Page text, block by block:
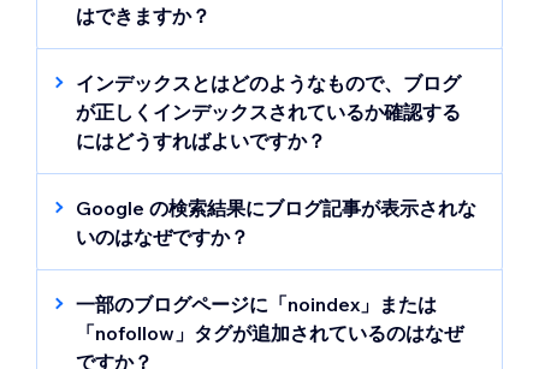
はできますか？
いいえ。Wix を含むほとんどのウェブサイト
ビルダーは、サイトの構造を整理するため、
ブログ記事の URL に自動的に「/blog/」や
「/post/」などのプレフィックスを追加しま
す。このプレフィックスは URL を整理し、検
伝える働きがあります。通常、プレフィック
スを削除することはできませんが、URL の末
尾（スラッグ）をカスタマイズして、短く分
かりやすい URL にすることは可能です。
インデックスとはどのようなもので、ブログ
が正しくインデックスされているか確認する
にはどうすればよいですか？
インデックスとは、Google などの検索エンジ
ンがサイトページを保存・整理し、検索結果
に表示できるようにするプロセスのことを指
します。サイトやブログがインデックスされ
結果には表示されません。これは、あなたの
サイトを図書館の目録に登録するようなもの
Google の検索結果にブログ記事が表示されな
いのはなぜですか？
ブログ記事が Google の検索結果に表示され
ない場合は、まだインデックスされていない
可能性があります。Google が新しいページを
クロールしてインデックスするまでには、多
一部のブログページに「noindex」または
「nofollow」タグが追加されているのはなぜ
ですか？